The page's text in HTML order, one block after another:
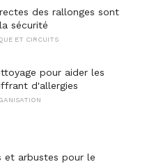
des rallonges sont
sécurité
ET CIRCUITS
pour aider les
d'allergies
et arbustes pour le